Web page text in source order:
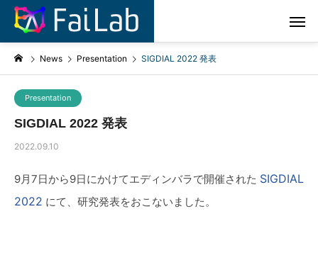
News Presentation SIGDIAL 2022 発表
Presentation
SIGDIAL 2022 発表
2022.09.10
9月7日から9日にかけてエディンバラで開催された SIGDIAL
2022 にて、研究発表をおこないました。